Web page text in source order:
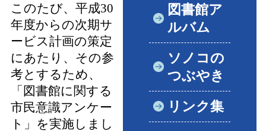
このたび、平成30
年度からの次期サ
ービス計画の策定
にあたり、その参
考とするため、
「図書館に関する
市民意識アンケー
ト」を実施しまし
図書館ア
ルバム
ソノコの
つぶやき
リンク集